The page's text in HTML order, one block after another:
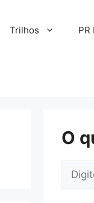
Trilhos PR
O